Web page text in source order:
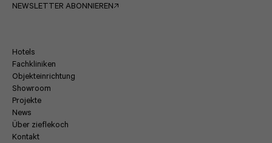
NEWSLETTER ABONNIEREN
Hotels
Fachkliniken
Objekteinrichtung
Showroom
Projekte
News
Über zieflekoch
Kontakt